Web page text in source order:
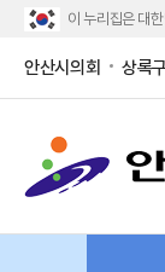
이 누리집은 대
안산시의회 상록